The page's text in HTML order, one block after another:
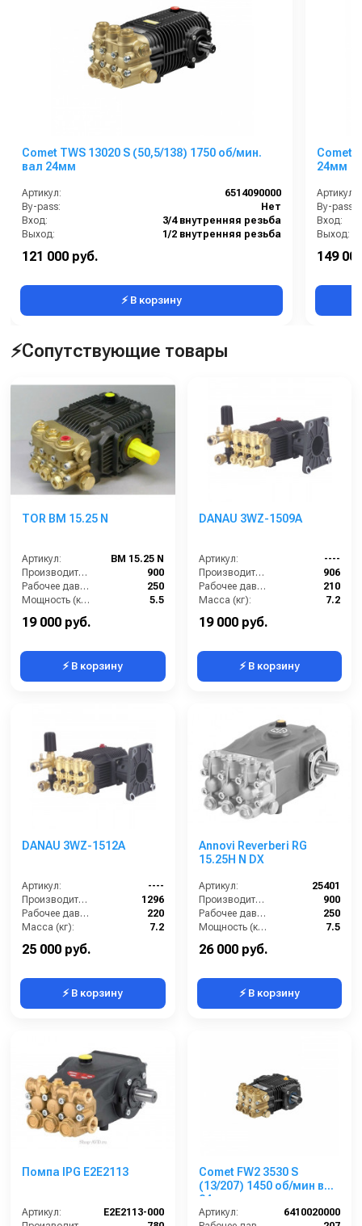
Comet TWS 13020 S (50,5/138) 1750 об/мин.
вал 24мм
Артикул:
6514090000
By-pass:
Нет
Вход:
3/4 внутренняя резьба
Выход:
1/2 внутренняя резьба
121 000 руб.
⚡ В корзину
Comet
24мм
Артикул:
By-pass:
Вход:
Выход:
149
⚡Сопутствующие товары
TOR BM 15.25 N
Артикул:
BM 15.25 N
Производительность (л/ч):
900
Рабочее давление (бар):
250
Мощность (кВт):
5.5
19 000 руб.
⚡ В корзину
DANAU 3WZ-1509A
Артикул:
----
Производительность (л/ч):
906
Рабочее давление (бар):
210
Масса (кг):
7.2
Обороты двигателя (об/мин):
19 000 руб.
⚡ В корзину
DANAU 3WZ-1512A
Артикул:
----
Производительность (л/ч):
1296
Рабочее давление (бар):
220
Масса (кг):
7.2
25 000 руб.
⚡ В корзину
Annovi Reverberi RG
15.25H N DX
Артикул:
25401
Производительность (л/ч):
900
Рабочее давление (бар):
250
Мощность (кВт):
7.5
26 000 руб.
⚡ В корзину
Помпа IPG E2E2113
Артикул:
E2E2113-000
Comet FW2 3530 S
(13/207) 1450 об/мин вал
24мм
Артикул:
6410020000